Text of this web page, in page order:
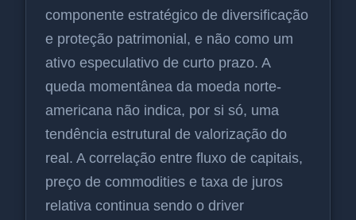
componente estratégico de diversificação
e proteção patrimonial, e não como um
ativo especulativo de curto prazo. A
queda momentânea da moeda norte-
americana não indica, por si só, uma
tendência estrutural de valorização do
real. A correlação entre fluxo de capitais,
preço de commodities e taxa de juros
relativa continua sendo o driver